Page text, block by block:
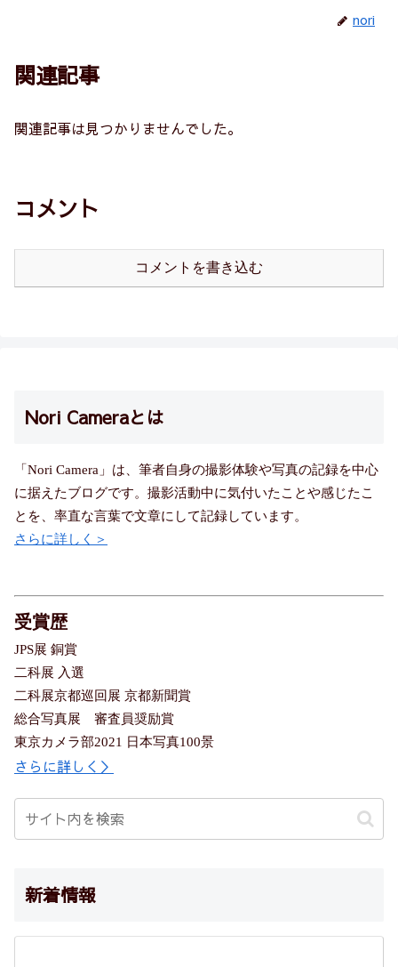
nori
関連記事
関連記事は見つかりませんでした。
コメント
コメントを書き込む
Nori Cameraとは
「Nori Camera」は、筆者自身の撮影体験や写真の記録を中心
に据えたブログです。撮影活動中に気付いたことや感じたこ
とを、率直な言葉で文章にして記録しています。
さらに詳しく＞
受賞歴
JPS展 銅賞
二科展 入選
二科展京都巡回展 京都新聞賞
総合写真展 審査員奨励賞
東京カメラ部2021 日本写真100景
さらに詳しく＞
新着情報